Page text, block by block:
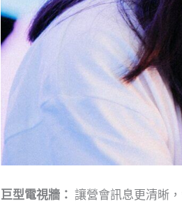
巨型電視牆： 讓營會訊息更清晰